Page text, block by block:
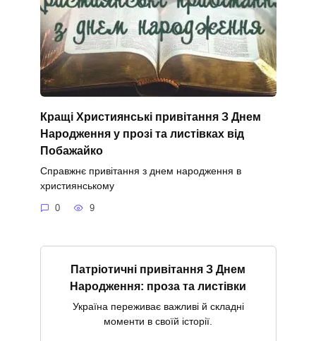
Кращі Християнські привітання З Днем
Народження у прозі та листівках від
Побажайко
Справжнє привітання з днем народження в
християнському
0 9
Патріотичні привітання З Днем
Народження: проза та листівки
Україна переживає важливі й складні
моменти в своїй історії.